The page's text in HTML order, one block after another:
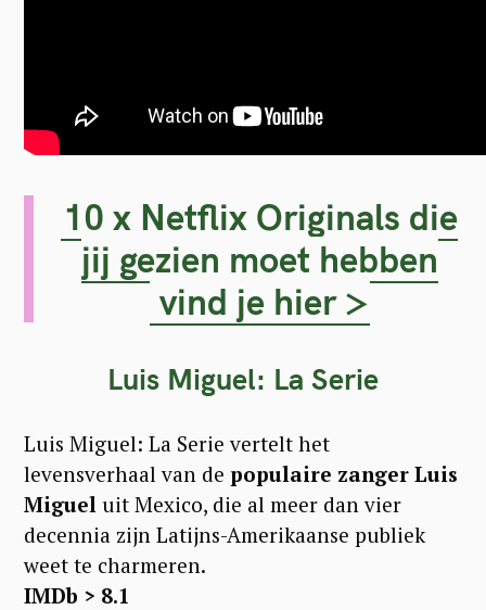
10 x Netflix Originals die
jij gezien moet hebben
vind je hier >
Luis Miguel: La Serie
Luis Miguel: La Serie vertelt het
levensverhaal van de populaire zanger Luis
Miguel uit Mexico, die al meer dan vier
decennia zijn Latijns-Amerikaanse publiek
weet te charmeren.
IMDb > 8.1